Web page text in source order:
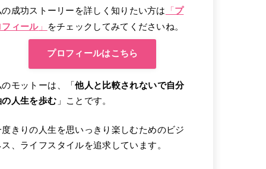
の成功ストーリーを詳しく知りたい方は
「 プ
フィール」 をチェックしてみてくださいね。
プロフィールはこちら
のモットーは、「他人と比較されないで自分
の人生を歩む 」ことです。
度きりの人生を思いっきり楽しむためのビジ
ス、ライフスタイルを追求しています。